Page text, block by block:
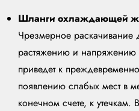
Шланги охлаждающей
Чрезмерное раскачивание
растяжению и напряжению
приведет к
появлению слабых мест в
конечном счете, к